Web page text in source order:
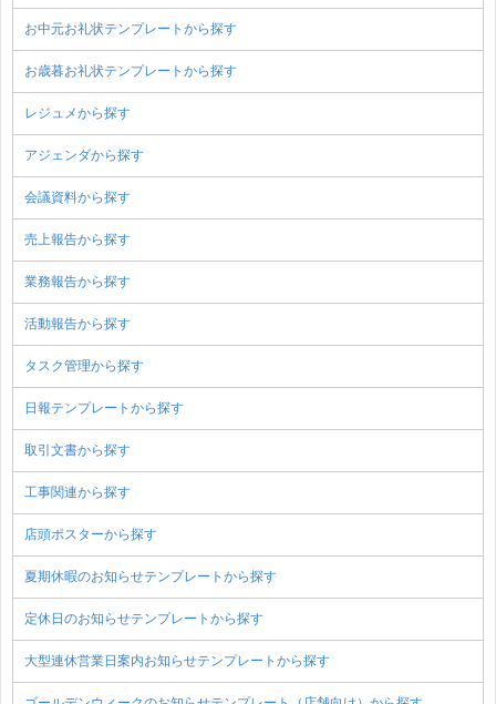
お中元お礼状テンプレートから探す
お歳暮お礼状テンプレートから探す
レジュメから探す
アジェンダから探す
会議資料から探す
売上報告から探す
業務報告から探す
活動報告から探す
タスク管理から探す
日報テンプレートから探す
取引文書から探す
工事関連から探す
店頭ポスターから探す
夏期休暇のお知らせテンプレートから探す
定休日のお知らせテンプレートから探す
大型連休営業日案内お知らせテンプレートから探す